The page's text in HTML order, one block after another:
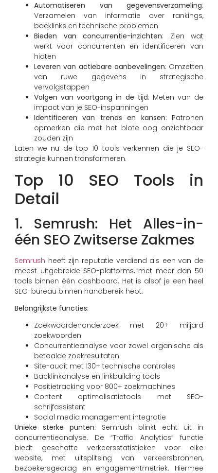
Automatiseren van gegevensverzameling:
Verzamelen van informatie over rankings,
backlinks en technische problemen
Bieden van concurrentie-inzichten: Zien wat
werkt voor concurrenten en identificeren van
hiaten
Leveren van actiebare aanbevelingen: Omzetten
van ruwe gegevens in strategische
vervolgstappen
Volgen van voortgang in de tijd: Meten van de
impact van je SEO-inspanningen
Identificeren van trends en kansen: Patronen
opmerken die met het blote oog onzichtbaar
zouden zijn
Laten we nu de top 10 tools verkennen die je SEO-
strategie kunnen transformeren.
Top 10 SEO Tools in
Detail
1. Semrush: Het Alles-in-
één SEO Zwitserse Zakmes
Semrush heeft zijn reputatie verdiend als een van de
meest uitgebreide SEO-platforms, met meer dan 50
tools binnen één dashboard. Het is alsof je een heel
SEO-bureau binnen handbereik hebt.
Belangrijkste functies:
Zoekwoordenonderzoek met 20+ miljard
zoekwoorden
Concurrentieanalyse voor zowel organische als
betaalde zoekresultaten
Site-audit met 130+ technische controles
Backlinkanalyse en linkbuilding tools
Positietracking voor 800+ zoekmachines
Content optimalisatietools met SEO-
schrijfassistent
Social media management integratie
Unieke sterke punten: Semrush blinkt echt uit in
concurrentieanalyse. De “Traffic Analytics” functie
biedt geschatte verkeersstatistieken voor elke
website, met uitsplitsing van verkeersbronnen,
bezoekersgedrag en engagementmetriek. Hiermee